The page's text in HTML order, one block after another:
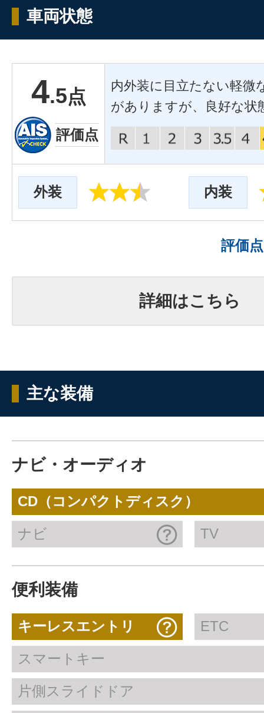
車両状態
4.5点
評価点
内外装に目立たない軽微
がありますが、良好な状
外装 内装
評価
詳細はこちら
主な装備
ナビ・オーディオ
CD（コンパクトディスク）
ナビ TV
便利装備
キーレスエントリ ETC
スマートキー
片側スライドドア